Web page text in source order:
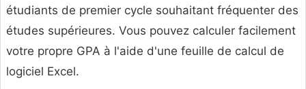
étudiants de premier cycle souhaitant fréquenter des
études supérieures. Vous pouvez calculer facilement
votre propre GPA à l'aide d'une feuille de calcul de
logiciel Excel.